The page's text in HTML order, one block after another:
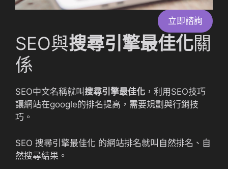
立即諮詢
SEO與搜尋引擎最佳化關
係
SEO中文名稱就叫搜尋引擎最佳化 ，利用SEO技巧
讓網站在google的排名提高，需要規劃與行銷技
巧。
SEO 搜尋引擎最佳化 的網站排名就叫自然排名、自
然搜尋結果。